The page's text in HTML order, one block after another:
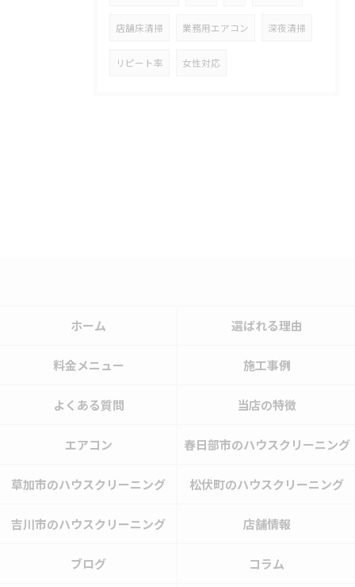
店舗床清掃 業務用エアコン 深夜清掃
リピート率 女性対応
ホーム 選ばれる理由
料金メニュー 施工事例
よくある質問 当店の特徴
エアコン 春日部市のハウスクリーニング
草加市のハウスクリーニング 松伏町のハウスクリーニング
吉川市のハウスクリーニング 店舗情報
ブログ コラム